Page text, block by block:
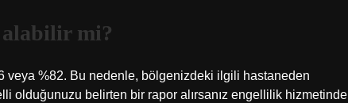
alabilir mi?
veya %82. Bu nedenle, bölgenizdeki ilgili hastaneden
olduğunuzu belirten bir rapor alırsanız engellilik hizmetinde